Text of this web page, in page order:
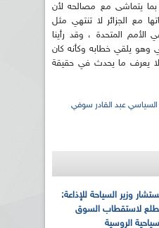
بما يتماشى مع مصالحه لأن
مع الجزائر لا تنتهي مثل
المتحدة ، وقد رأينا
وهو يلقي خطابه وكأنه كان
يعرف ما يحدث في حقيقة
السياسي عبد القادر سوفي
وزير السياحة للإذاعة:
لاستقطاب السوق
الروسية